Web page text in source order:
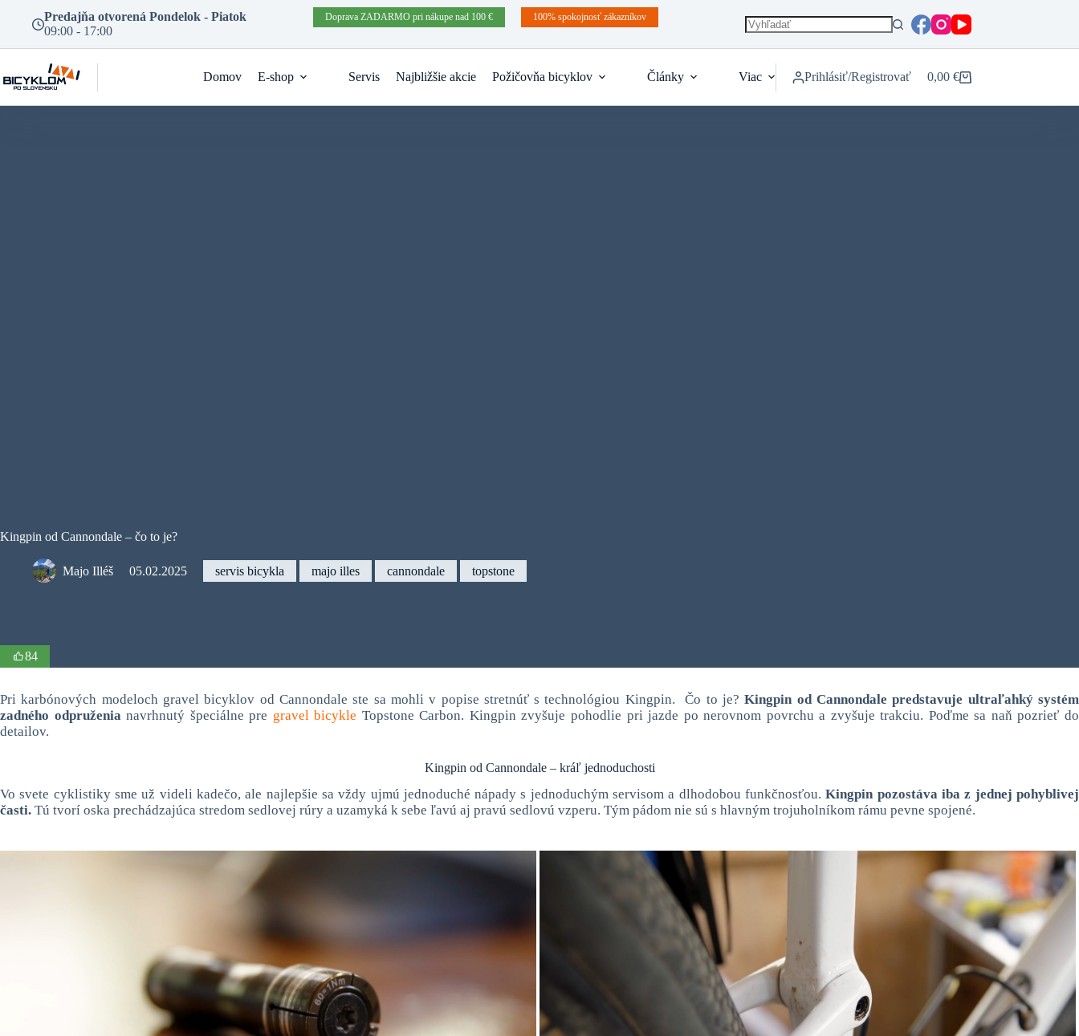
Predajňa otvorená Pondelok - Piatok
09:00 - 17:00
Doprava ZADARMO pri nákupe nad 100 € 100% spokojnosť zákazníkov
Domov E-shop Servis Najbližšie akcie Požičovňa bicyklov Články Viac Prihlásiť/Registrovať
Nákupný
0,00 €
Kingpin od Cannondale – čo to je?
Majo Illéš 05.02.2025 servis bicykla majo illes cannondale topstone
84
Pri karbónových modeloch gravel bicyklov od Cannondale ste sa mohli v popise stretnúť s technológiou Kingpin. Čo to je?Kingpin od Cannondale predstavuje ultraľahký systém
zadného odpruženianavrhnutý špeciálne pre gravel bicykle Topstone Carbon. Kingpin zvyšuje pohodlie pri jazde po nerovnom povrchu a zvyšuje trakciu. Poďme sa naň pozrieť do
detailov.
Kingpin od Cannondale – kráľ jednoduchosti
Vo svete cyklistiky sme už videli kadečo, ale najlepšie sa vždy ujmú jednoduché nápady s jednoduchým servisom a dlhodobou funkčnosťou.Kingpin pozostáva iba z jednej pohyblivej
časti. Tú tvorí oska prechádzajúca stredom sedlovej rúry a uzamyká k sebe ľavú aj pravú sedlovú vzperu. Tým pádom nie sú s hlavným trojuholníkom rámu pevne spojené.